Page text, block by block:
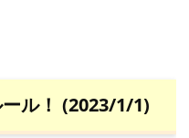
ル！ (2023/1/1)